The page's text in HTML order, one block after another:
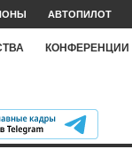
АВТОПИЛОТ
КОНФЕРЕНЦИИ